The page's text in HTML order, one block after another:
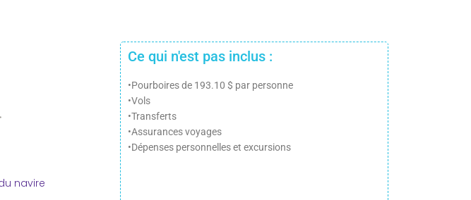
navire
Ce qui n'est pas inclus :
•Pourboires de 193.10 $ par personne
•Vols
•Transferts
•Assurances voyages
•Dépenses personnelles et excursions